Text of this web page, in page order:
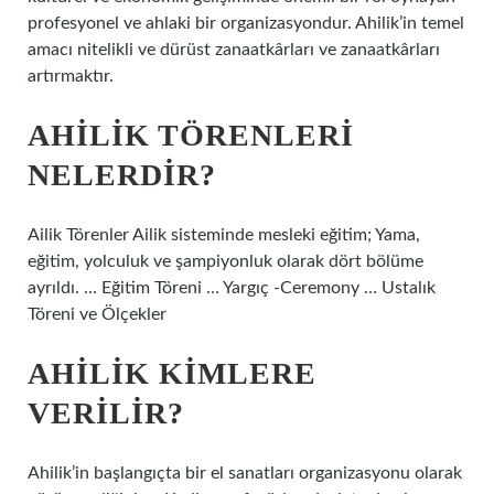
profesyonel ve ahlaki bir organizasyondur. Ahilik’in temel
amacı nitelikli ve dürüst zanaatkârları ve zanaatkârları
artırmaktır.
AHILIK TÖRENLERI
NELERDIR?
Ailik Törenler Ailik sisteminde mesleki eğitim; Yama,
eğitim, yolculuk ve şampiyonluk olarak dört bölüme
ayrıldı. … Eğitim Töreni … Yargıç -Ceremony … Ustalık
Töreni ve Ölçekler
AHILIK KIMLERE
VERILIR?
Ahilik’in başlangıçta bir el sanatları organizasyonu olarak